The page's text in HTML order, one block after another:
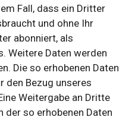
Fall, dass ein Dritter
und ohne Ihr
abonniert, als
Weitere Daten werden
Die so erhobenen Daten
den Bezug unseres
Weitergabe an Dritte
der so erhobenen Daten